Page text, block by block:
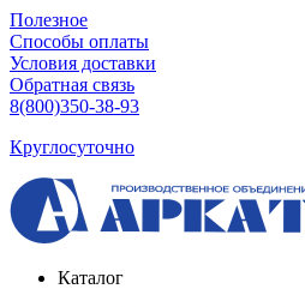
Полезное
Способы оплаты
Условия доставки
Обратная связь
8(800)350-38-93
Круглосуточно
Каталог